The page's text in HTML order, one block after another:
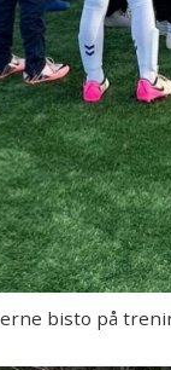
bisto på